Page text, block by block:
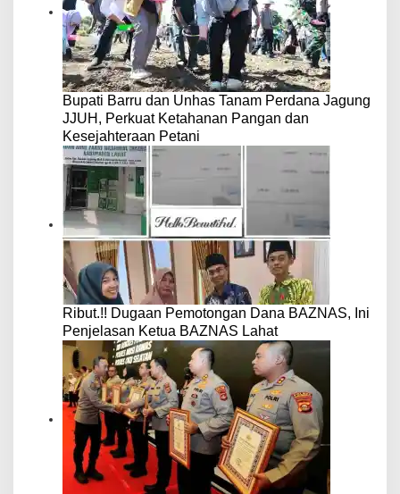
Bupati Barru dan Unhas Tanam Perdana Jagung
JJUH, Perkuat Ketahanan Pangan dan
Kesejahteraan Petani
Ribut.!! Dugaan Pemotongan Dana BAZNAS, Ini
Penjelasan Ketua BAZNAS Lahat